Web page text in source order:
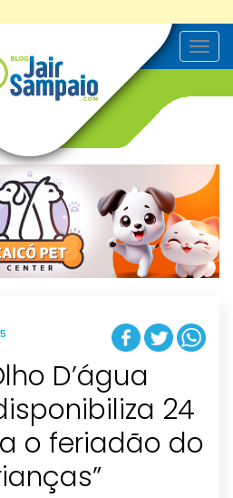
T
o
v
g
t
i
o
n
D’água
24
o feriadão do